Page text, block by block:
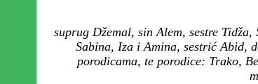
suprug Džemal, sin Alem, sestre
Sabina, Iza i Amina, sestrić Abid,
porodicama, te porodice: Trako,